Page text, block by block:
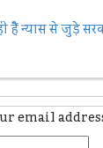
हैैं न्यास से जुड़े
email